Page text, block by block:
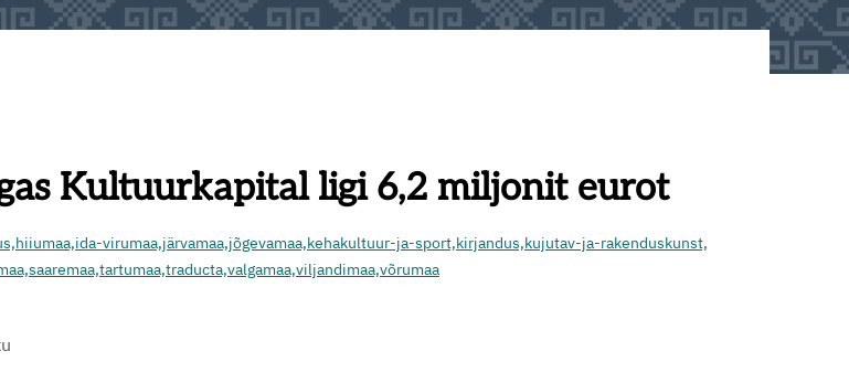
Kultuurkapital ligi 6,2 miljonit eurot
hiiumaa,ida-virumaa,järvamaa,jõgevamaa,kehakultuur-ja-sport,kirjandus,kujutav-ja-rakenduskunst,
saaremaa,tartumaa,traducta,valgamaa,viljandimaa,võrumaa